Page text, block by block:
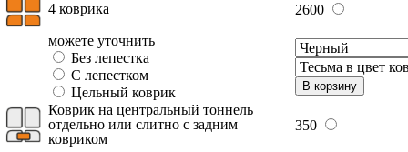
4 коврика
2600
можете уточнить
Без лепестка
С лепестком
Цельный коврик
В корзину
Коврик на центральный тоннель
отдельно или слитно с задним
ковриком
350